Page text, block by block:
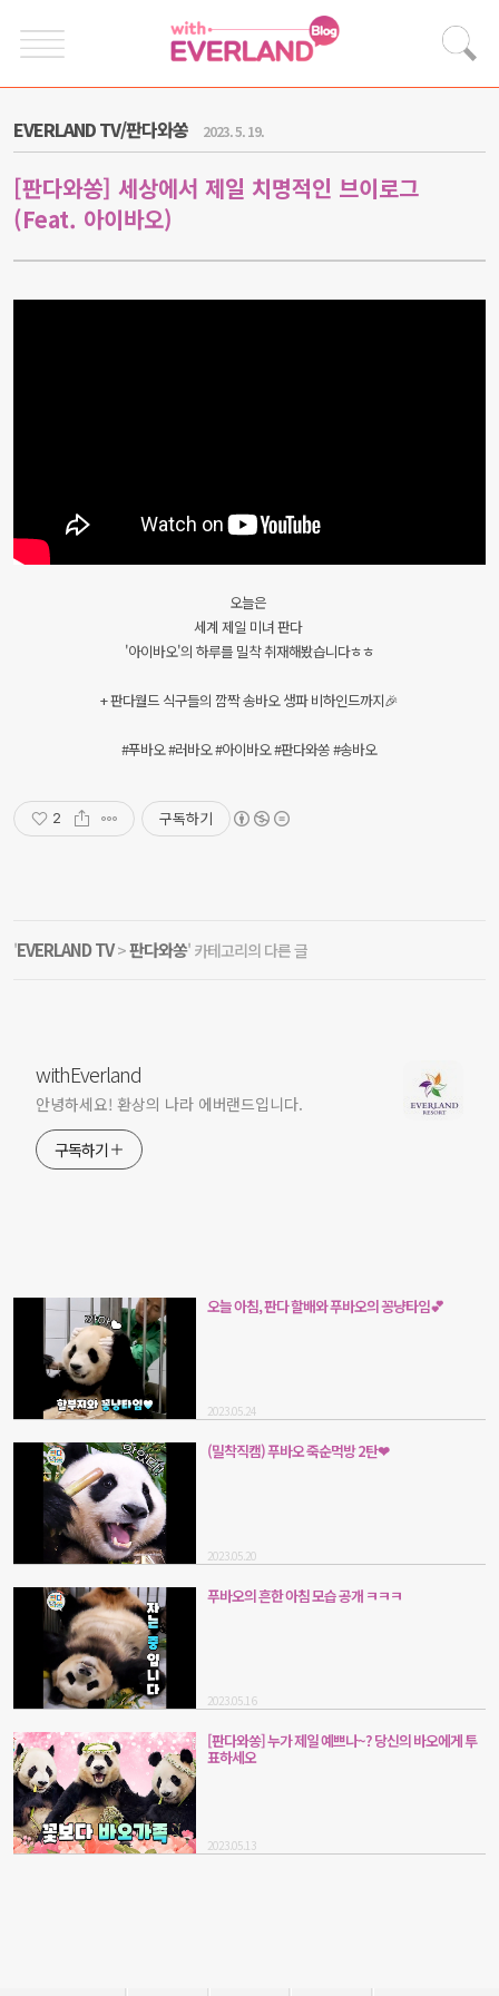
EVERLAND TV/판다와쏭 2023. 5. 19.
[판다와쏭] 세상에서 제일 치명적인 브이로그
(Feat. 아이바오)
오늘은
세계 제일 미녀 판다
'아이바오'의 하루를 밀착 취재해봤습니다ㅎㅎ
+ 판다월드 식구들의 깜짝 송바오 생파 비하인드까지🎉
#푸바오 #러바오 #아이바오 #판다와쏭 #송바오
2 구독하기
'EVERLAND TV>판다와쏭' 카테고리의 다른 글
withEverland
안녕하세요! 환상의 나라 에버랜드입니다.
구독하기
오늘 아침, 판다 할배와 푸바오의 꽁냥타임💕
2023.05.24
(밀착직캠) 푸바오 죽순먹방 2탄❤
2023.05.20
푸바오의 흔한 아침 모습 공개 ㅋㅋㅋ
2023.05.16
[판다와쏭] 누가 제일 예쁘나~? 당신의 바오에게 투
표하세오
2023.05.13